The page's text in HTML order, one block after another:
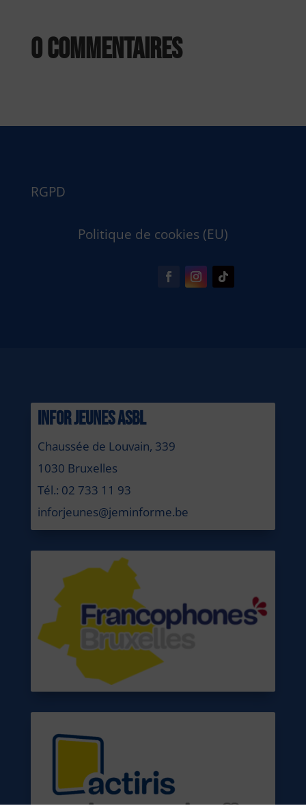
0 commentaires
RGPD
Politique de cookies (EU)
INFOR JEUNES ASBL
Chaussée de Louvain, 339
1030 Bruxelles
Tél.: 02 733 11 93
inforjeunes@jeminforme.be